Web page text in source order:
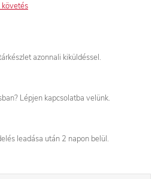
azonnali kiküldéssel.
Lépjen kapcsolatba velünk.
leadása után 2 napon belül.